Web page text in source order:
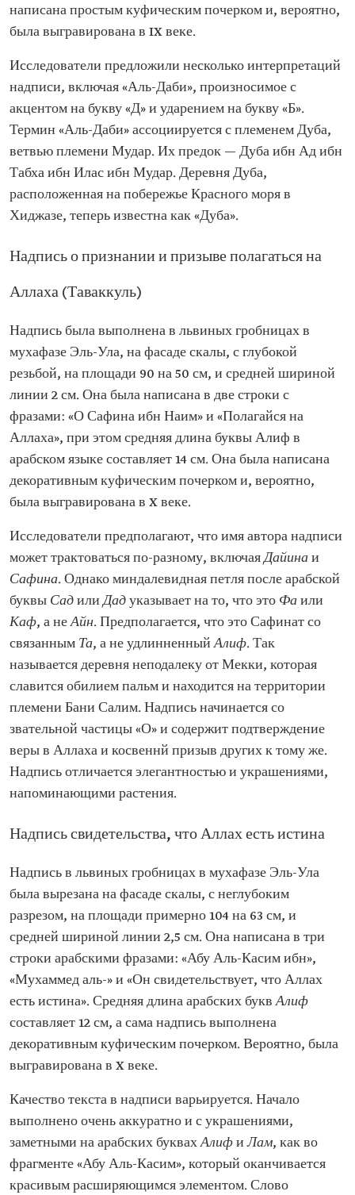
написана простым куфическим почерком и, вероятно,
была выгравирована в IX веке.
Исследователи предложили несколько интерпретаций
надписи, включая «Аль-Даби», произносимое с
акцентом на букву «Д» и ударением на букву «Б».
Термин «Аль-Даби» ассоциируется с племенем Дуба,
ветвью племени Мудар. Их предок — Дуба ибн Ад ибн
Табха ибн Илас ибн Мудар. Деревня Дуба,
расположенная на побережье Красного моря в
Хиджазе, теперь известна как «Дуба».
Надпись о признании и призыве полагаться на
Аллаха (Таваккуль)
Надпись была выполнена в львиных гробницах в
мухафазе Эль-Ула, на фасаде скалы, с глубокой
резьбой, на площади 90 на 50 см, и средней шириной
линии 2 см. Она была написана в две строки с
фразами: «О Сафина ибн Наим» и «Полагайся на
Аллаха», при этом средняя длина буквы Алиф в
арабском языке составляет 14 см. Она была написана
декоративным куфическим почерком и, вероятно,
была выгравирована в X веке.
Исследователи предполагают, что имя автора надписи
может трактоваться по-разному, включаяДайинаи
Сафина. Однако миндалевидная петля после арабской
буквы СадилиДадуказывает на то, что это Фаили
Каф, а неАйн. Предполагается, что это Сафинат со
связанным Та, а не удлинненныйАлиф. Так
называется деревня неподалеку от Мекки, которая
славится обилием пальм и находится на территории
племени Бани Салим. Надпись начинается со
звательной частицы «О» и содержит подтверждение
веры в Аллаха и косвеннй призыв других к тому же.
Надпись отличается элегантностью и украшениями,
напоминающими растения.
Надпись свидетельства, что Аллах есть истина
Надпись в львиных гробницах в мухафазе Эль-Ула
была вырезана на фасаде скалы, с неглубоким
разрезом, на площади примерно 104 на 63 см, и
средней шириной линии 2,5 см. Она написана в три
строки арабскими фразами: «Абу Аль-Касим ибн»,
«Мухаммед аль-» и «Он свидетельствует, что Аллах
есть истина». Средняя длина арабских буквАлиф
составляет 12 см, а сама надпись выполнена
декоративным куфическим почерком. Вероятно, была
выгравирована в X веке.
Качество текста в надписи варьируется. Начало
выполнено очень аккуратно и с украшениями,
заметными на арабских буквахАлифиЛам, как во
фрагменте «Абу Аль-Касим», который оканчивается
красивым расширяющимся элементом. Слово